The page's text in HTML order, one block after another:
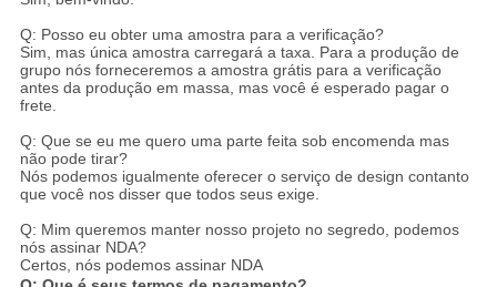
Q: Posso eu obter uma amostra para a verificação?
Sim, mas única amostra carregará a taxa. Para a produção de
grupo nós forneceremos a amostra grátis para a verificação
antes da produção em massa, mas você é esperado pagar o
frete.
Q: Que se eu me quero uma parte feita sob encomenda mas
não pode tirar?
Nós podemos igualmente oferecer o serviço de design contanto
que você nos disser que todos seus exige.
Q: Mim queremos manter nosso projeto no segredo, podemos
nós assinar NDA?
Certos, nós podemos assinar NDA